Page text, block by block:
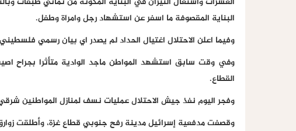
البناية المقصوفة ما اسفر عن استشهاد رجل وامراة وطفل.
وفيما اعلن الاحتلال اغتيال الحداد لم يصدر اي بيان رسمي
وفي وقت سابق استشهد المواطن ماجد الوادية متأثرا بجراح
القطاع.
وفجر اليوم نفذ جيش الاحتلال عمليات نسف لمنازل المواطنين
وقصفت مدفعية إسرائيل مدينة رفح جنوبي قطاع غزة، وأطلقت